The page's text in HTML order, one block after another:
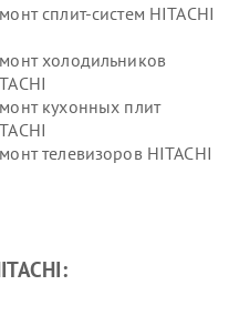
сплит-систем HITACHI
холодильников
кухонных плит
телевизоров HITACHI